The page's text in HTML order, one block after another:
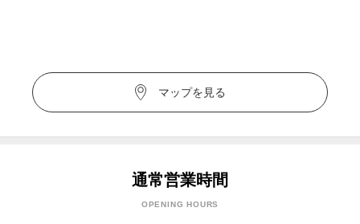
マップを見る
通常営業時間
OPENING HOURS